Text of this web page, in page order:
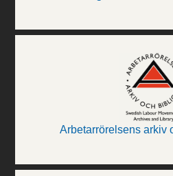
Arbetarrörelsens arkiv